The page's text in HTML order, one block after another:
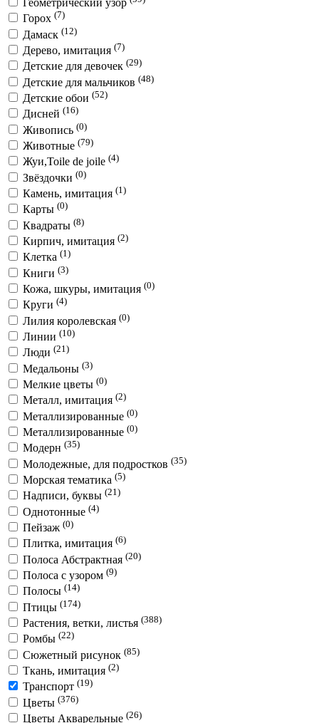
Геометрический узор
Горох (7)
Дамаск (12)
Дерево, имитация (7)
Детские для девочек (29)
Детские для мальчиков (48)
Детские обои (52)
Дисней (16)
Живопись (0)
Животные (79)
Жуи,Toile de joile (4)
Звёздочки (0)
Камень, имитация (1)
Карты (0)
Квадраты (8)
Кирпич, имитация (2)
Клетка (1)
Книги (3)
Кожа, шкуры, имитация (0)
Круги (4)
Лилия королевская (0)
Линии (10)
Люди (21)
Медальоны (3)
Мелкие цветы (0)
Металл, имитация (2)
Металлизированные (0)
Металлизированные (0)
Модерн (35)
Молодежные, для подростков (35)
Морская тематика (5)
Надписи, буквы (21)
Однотонные (4)
Пейзаж (0)
Плитка, имитация (6)
Полоса Абстрактная (20)
Полоса с узором (9)
Полосы (14)
Птицы (174)
Растения, ветки, листья (388)
Ромбы (22)
Сюжетный рисунок (85)
Ткань, имитация (2)
Транспорт (19)
Цветы (376)
Цветы Акварельные (26)